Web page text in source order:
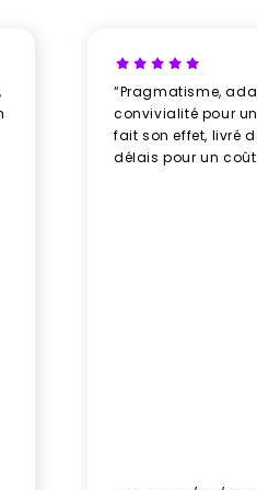
“Pragmatisme,
convivialité pour
fait son effet, livré
délais pour un coût